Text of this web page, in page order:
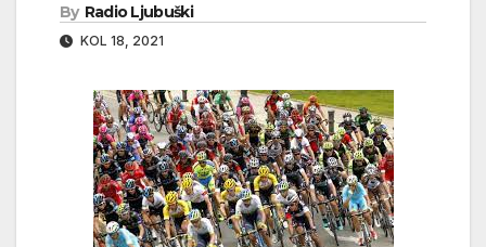
By Radio Ljubuški
KOL 18, 2021